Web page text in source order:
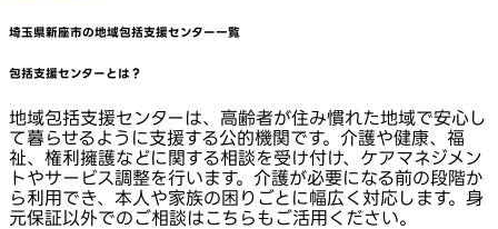
埼玉県新座市の地域包括支援センター一覧
包括支援センターとは？
地域包括支援センターは、高齢者が住み慣れた地域で安心し
て暮らせるように支援する公的機関です。介護や健康、福
祉、権利擁護などに関する相談を受け付け、ケアマネジメン
トやサービス調整を行います。介護が必要になる前の段階か
ら利用でき、本人や家族の困りごとに幅広く対応します。身
元保証以外でのご相談はこちらもご活用ください。